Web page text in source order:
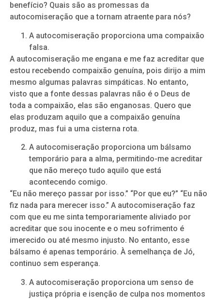
benefício? Quais são as promessas da
autocomiseração que a tornam atraente para nós?
A autocomiseração proporciona uma compaixão
falsa.
A autocomiseração me engana e me faz acreditar que
estou recebendo compaixão genuína, pois dirijo a mim
mesmo algumas palavras simpáticas. No entanto,
visto que a fonte dessas palavras não é o Deus de
toda a compaixão, elas são enganosas. Quero que
elas produzam aquilo que a compaixão genuína
produz, mas fui a uma cisterna rota.
A autocomiseração proporciona um bálsamo
temporário para a alma, permitindo-me acreditar
que não mereço tudo aquilo que está
acontecendo comigo.
“Eu não mereço passar por isso.” “Por que eu?” “Eu não
fiz nada para merecer isso.” A autocomiseração faz
com que eu me sinta temporariamente aliviado por
acreditar que sou inocente e o meu sofrimento é
imerecido ou até mesmo injusto. No entanto, esse
bálsamo é apenas temporário. À semelhança de Jó,
continuo sem esperança.
A autocomiseração proporciona um senso de
justiça própria e isenção de culpa nos momentos